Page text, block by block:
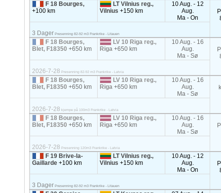
F 18 Bourges,
+100 km
LT Vilnius reg.,
Vilnius+150 km
10 Aug. - 12
Aug.
Ma - On
3 Dager Presenning 82-92 m3 Frankrike - Litauen
F 18 Bourges,
Blet, F18350+650 km
LV 10 Riga reg.,
Riga+650 km
10 Aug. - 16
Aug.
Ma - Sø
2026-7-28 Presenning 82-92 m3 Frankrike - Latvia
F 18 Bourges,
Blet, F18350+650 km
LV 10 Riga reg.,
Riga+650 km
10 Aug. - 16
Aug.
Ma - Sø
2026-7-28 kjempe på 100m3 Frankrike - Latvia
F 18 Bourges,
Blet, F18350+650 km
LV 10 Riga reg.,
Riga+650 km
10 Aug. - 16
Aug.
Ma - Sø
2026-7-28 Presenning 120m3 Frankrike - Latvia
F 19 Brive-la-
Gaillarde+100 km
LT Vilnius reg.,
Vilnius+150 km
10 Aug. - 12
Aug.
Ma - On
3 Dager Presenning 82-92 m3 Frankrike - Litauen